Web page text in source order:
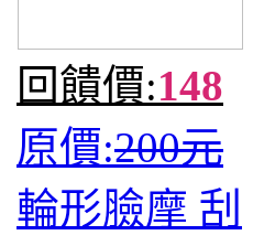
回饋價:148
原價:200元
輪形臉摩 刮